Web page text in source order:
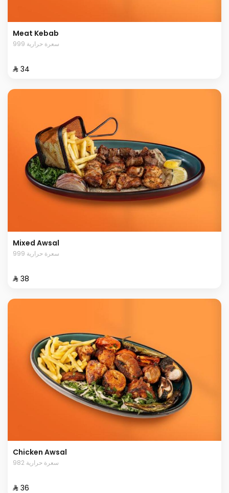
Meat Kebab
999 سعرة حرارية
⁨⁦‪‬ 34⁩
Mixed Awsal
999 سعرة حرارية
⁨⁦‪‬ 38⁩
Chicken Awsal
982 سعرة حرارية
⁨⁦‪‬ 36⁩